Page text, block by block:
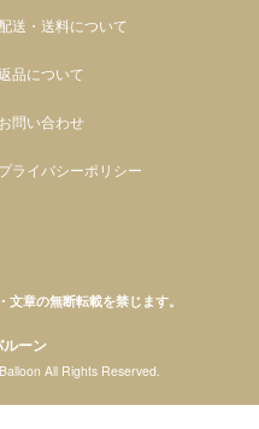
配送・送料について
品について
お問い合わせ
プライバシーポリシー
章の無断転載を禁じます。
ーン
All Rights Reserved.